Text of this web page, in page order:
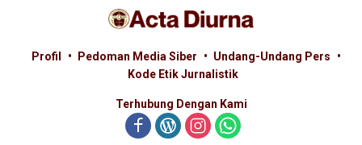
Profil Pedoman Media Siber
Undang-Undang Pers
Kode Etik Jurnalistik
Terhubung Dengan Kami